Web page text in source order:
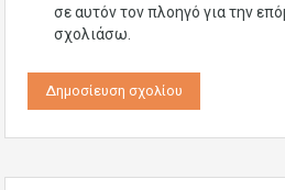
σε αυτόν τον πλοηγό για την
σχολιάσω.